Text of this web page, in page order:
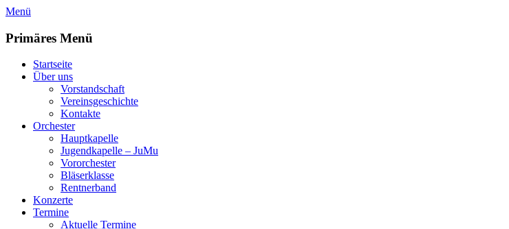
Zum
springen
Menü
Primäres Menü
Startseite
Über uns
Vorstandschaft
Vereinsgeschichte
Kontakte
Orchester
Hauptkapelle
Jugendkapelle – JuMu
Vororchester
Bläserklasse
Rentnerband
Konzerte
Termine
Aktuelle Termine